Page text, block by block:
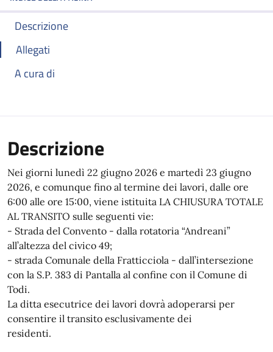
Descrizione
Allegati
A cura di
Descrizione
Nei giorni lunedì 22 giugno 2026 e martedì 23 giugno
2026, e comunque fino al termine dei lavori, dalle ore
6:00 alle ore 15:00, viene istituita LA CHIUSURA TOTALE
AL TRANSITO sulle seguenti vie:
- Strada del Convento - dalla rotatoria “Andreani”
all’altezza del civico 49;
- strada Comunale della Fratticciola - dall’intersezione
con la S.P. 383 di Pantalla al confine con il Comune di
Todi.
La ditta esecutrice dei lavori dovrà adoperarsi per
consentire il transito esclusivamente dei
residenti.